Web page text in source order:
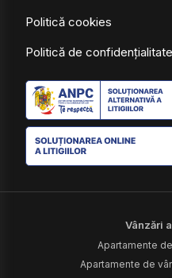
Politică cookies
Politică de confidențialitate
Vânzări
Apartamente
Apartamente de